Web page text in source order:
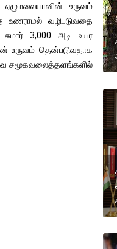
ஏழுமலையானின் உருவம்
உணராமல் வழிபடுவதை
3,000 அடி உயர
உருவம் தென்படுவதாக
சமூகவலைத்தளங்களில்